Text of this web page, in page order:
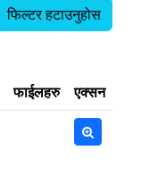
फिल्टर हटाउनुहोस
फाईलहरु एक्सन